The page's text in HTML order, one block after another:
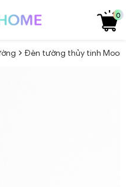
0
Đèn tường thủy tinh